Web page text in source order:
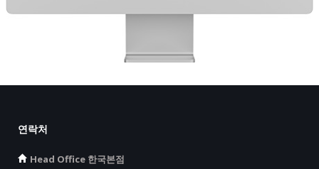
연락처
Head Office 한국본점